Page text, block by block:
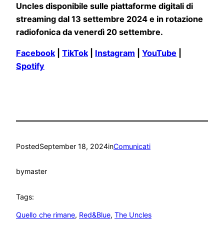
Uncles disponibile sulle piattaforme digitali di
streaming dal 13 settembre 2024 e in rotazione
radiofonica da venerdì 20 settembre.
Facebook| TikTok| Instagram YouTube
Spotify
PostedSeptember 18, 2024inComunicati
bymaster
Tags:
Quello che rimane, Red&Blue, The Uncles